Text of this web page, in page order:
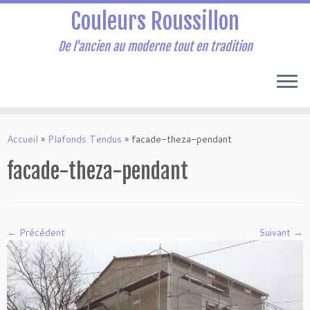
au
Couleurs Roussillon
De l'ancien au moderne tout en tradition
Accueil » Plafonds Tendus » facade-theza-pendant
facade-theza-pendant
← Précédent Suivant →